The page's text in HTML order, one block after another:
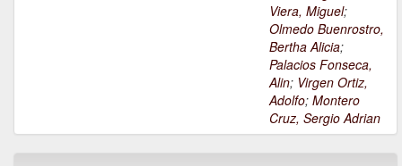
Viera, Miguel;
Olmedo Buenrostro,
Bertha Alicia;
Palacios Fonseca,
Alin; Virgen Ortiz,
Adolfo; Montero
Cruz, Sergio Adrian